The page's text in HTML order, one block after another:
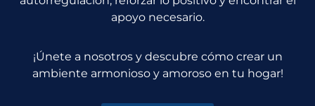
apoyo necesario.
¡Únete a nosotros y descubre cómo crear un
ambiente armonioso y amoroso en tu hogar!